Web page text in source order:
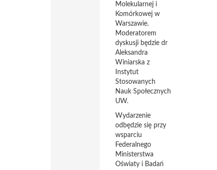
Molekularnej i
Komórkowej w
Warszawie.
Moderatorem
dyskusji będzie dr
Aleksandra
Winiarska z
Instytut
Stosowanych
Nauk Społecznych
UW.
Wydarzenie
odbędzie się przy
wsparciu
Federalnego
Ministerstwa
Oświaty i Badań